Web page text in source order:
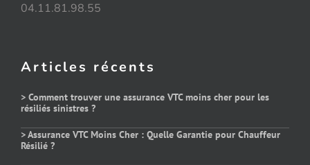
Articles récents
> Comment trouver une assurance VTC moins cher pour les
résiliés sinistres ?
> Assurance VTC Moins Cher : Quelle Garantie pour Chauffeur
Résilié ?
04.11.81.98.55